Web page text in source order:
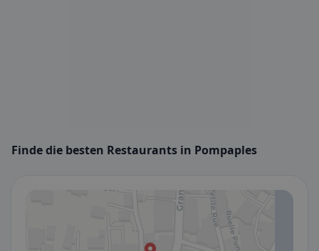
Finde die besten Restaurants in Pompaples